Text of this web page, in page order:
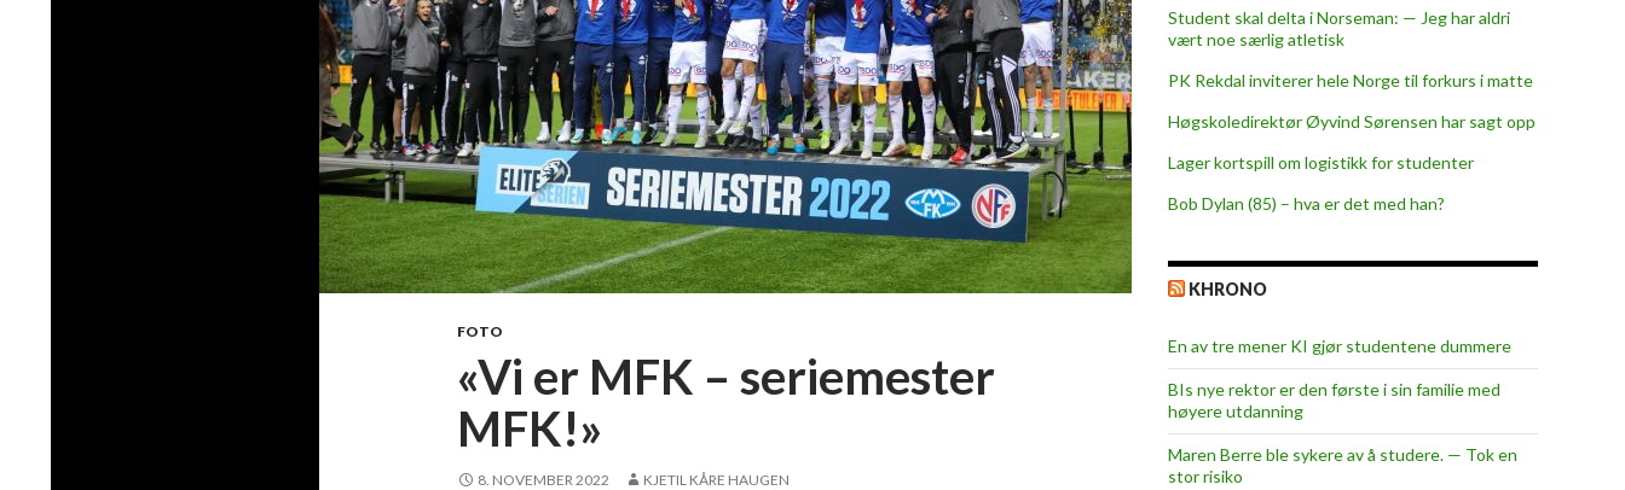
FOTO
«Vi er MFK – seriemester
MFK!»
8. NOVEMBER 2022 KJETIL KÅRE HAUGEN
Student skal delta i Norseman: — Jeg har aldri
vært noe særlig atletisk
PK Rekdal inviterer hele Norge til forkurs i matte
Høgskoledirektør Øyvind Sørensen har sagt opp
Lager kortspill om logistikk for studenter
Bob Dylan (85) – hva er det med han?
KHRONO
En av tre mener KI gjør studentene dummere
BIs nye rektor er den første i sin familie med
høyere utdanning
Maren Berre ble sykere av å studere. — Tok en
stor risiko